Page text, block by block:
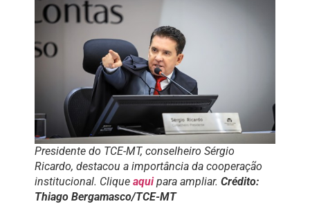
Presidente do TCE-MT, conselheiro Sérgio
Ricardo, destacou a importância da cooperação
institucional. Clique aquipara ampliar. Crédito:
Thiago Bergamasco/TCE-MT